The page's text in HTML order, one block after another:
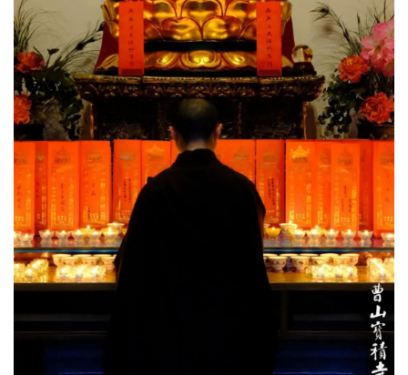
教
艺
术
政
策
法
规
免
责
声
明